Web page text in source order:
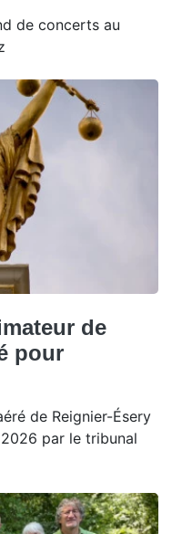
de concerts au
de
pour
de Reignier-Ésery
par le tribunal